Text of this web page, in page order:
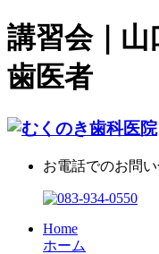
講習会｜山
歯医者
お電話でのお問
Home
ホーム